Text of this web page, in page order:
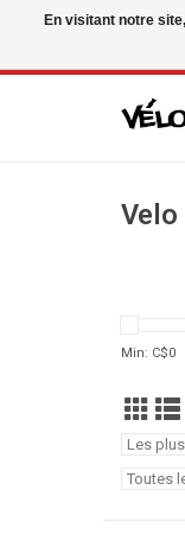
Velo
Min: C$0
En visitant notre